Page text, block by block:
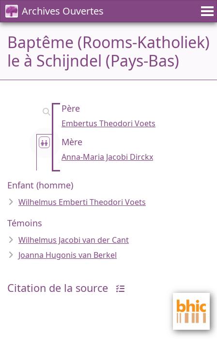
Archives Ouvertes
Baptême (Rooms-Katholiek)
le à Schijndel (Pays-Bas)
Père
Embertus Theodori Voets
Mère
Anna-Maria Jacobi Dirckx
Enfant (homme)
Wilhelmus Emberti Theodori Voets
Témoins
Wilhelmus Jacobi van der Cant
Joanna Hugonis van Berkel
Citation de la source